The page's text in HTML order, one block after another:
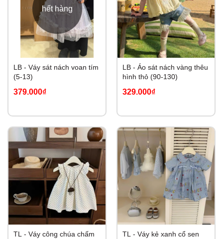
hết hàng
LB - Váy sát nách voan tím
(5-13)
379.000₫
LB - Áo sát nách vàng thêu
hình thỏ (90-130)
329.000₫
TL - Váy công chúa chấm
TL - Váy kẻ xanh cổ sen